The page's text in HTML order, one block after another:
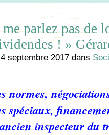
parlez pas de
! »
4 septembre 2017 dans
normes,
spéciaux,
inspecteur du